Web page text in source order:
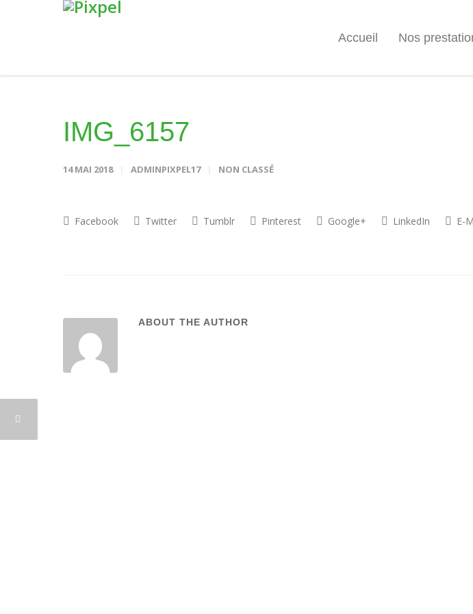
Accueil Nos
IMG_6157
14 MAI 2018 ADMINPIXPEL17 NON CLASSÉ
Facebook Twitter Tumblr Pinterest Google+ LinkedIn E-
ABOUT THE AUTHOR